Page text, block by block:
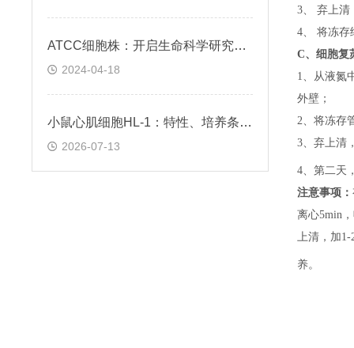
ATCC细胞株：开启生命科学研究的钥匙
2024-04-18
小鼠心肌细胞HL-1：特性、培养条件与科研应用场景解析
2026-07-13
3、 弃上清
4、 将冻存
C、 细胞复
1、 从液氮
外壁；
2、 将冻存
3、 弃上清
4、 第二天
注意事项：
离心5min，
上清，加1-
养。